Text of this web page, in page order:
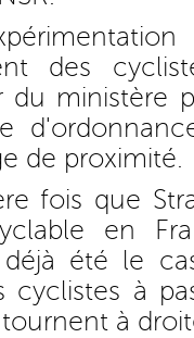
des
ministère
de proximité.
fois que
en
déjà été le
cyclistes à
à